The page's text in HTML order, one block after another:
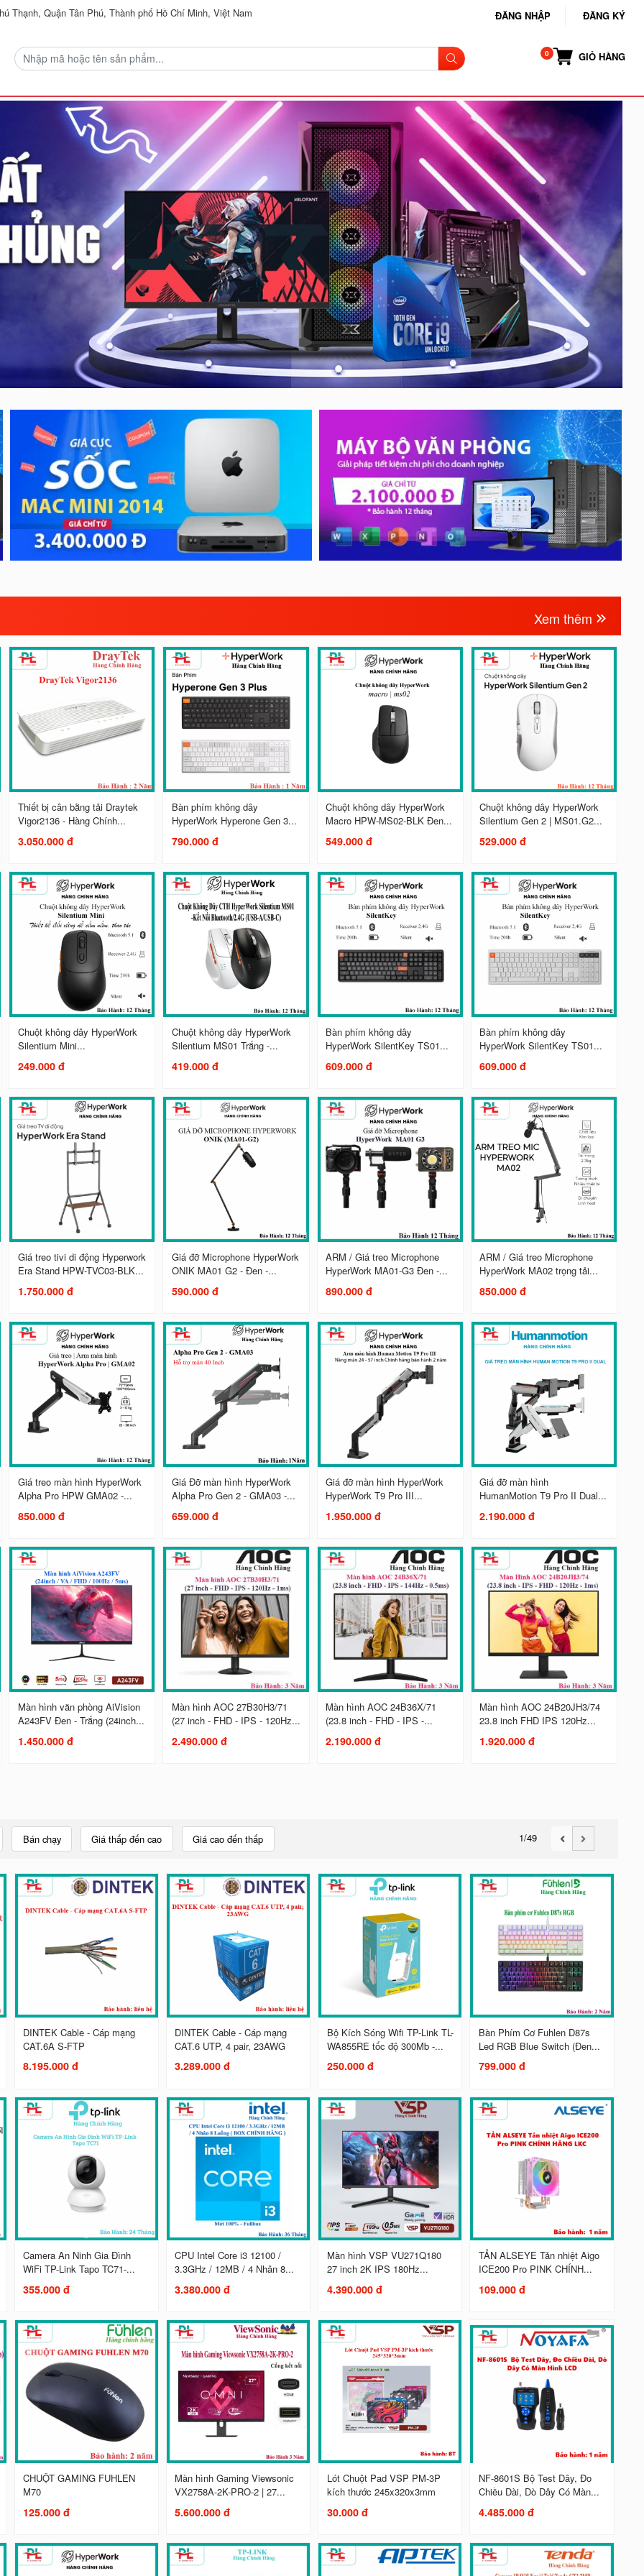
Thạnh, Quận Tân Phú, Thành phố Hồ Chí Minh, Việt Nam ĐĂNG NHẬP ĐĂNG KÝ
GIỎ HÀNG
Xem thêm
Thiết bị cân bằng tải Draytek
Vigor2136 - Hàng Chính...
3.050.000 đ
Bàn phím không dây
HyperWork Hyperone Gen 3...
790.000 đ
Chuột không dây HyperWork
Macro HPW-MS02-BLK Đen...
549.000 đ
Chuột không dây HyperWork
Silentium Gen 2 | MS01.G2...
529.000 đ
Chuột không dây HyperWork
Silentium Mini...
249.000 đ
Chuột không dây HyperWork
Silentium MS01 Trắng -...
419.000 đ
Bàn phím không dây
HyperWork SilentKey TS01...
609.000 đ
Bàn phím không dây
HyperWork SilentKey TS01...
609.000 đ
Giá treo tivi di động Hyperwork
Era Stand HPW-TVC03-BLK...
1.750.000 đ
Giá đỡ Microphone HyperWork
ONIK MA01 G2 - Đen -...
590.000 đ
ARM / Giá treo Microphone
HyperWork MA01-G3 Đen -...
890.000 đ
ARM / Giá treo Microphone
HyperWork MA02 trọng tải...
850.000 đ
Giá treo màn hình HyperWork
Alpha Pro HPW GMA02 -...
850.000 đ
Giá Đỡ màn hình HyperWork
Alpha Pro Gen 2 - GMA03 -...
659.000 đ
Giá đỡ màn hình HyperWork
HyperWork T9 Pro III...
1.950.000 đ
Giá đỡ màn hình
HumanMotion T9 Pro II Dual...
2.190.000 đ
Màn hình văn phòng AiVision
A243FV Đen - Trắng (24inch...
1.450.000 đ
Màn hình AOC 27B30H3/71
(27 inch - FHD - IPS - 120Hz...
2.490.000 đ
Màn hình AOC 24B36X/71
(23.8 inch - FHD - IPS -...
2.190.000 đ
Màn hình AOC 24B20JH3/74
23.8 inch FHD IPS 120Hz...
1.920.000 đ
Bán chạy Giá thấp đến cao Giá cao đến thấp 1/49
DINTEK Cable - Cáp mạng
CAT.6A S-FTP
8.195.000 đ
DINTEK Cable - Cáp mạng
CAT.6 UTP, 4 pair, 23AWG
3.289.000 đ
Bộ Kích Sóng Wifi TP-Link TL-
WA855RE tốc độ 300Mb -...
250.000 đ
Bàn Phím Cơ Fuhlen D87s
Led RGB Blue Switch (Đen...
799.000 đ
Camera An Ninh Gia Đình
WiFi TP-Link Tapo TC71-...
355.000 đ
CPU Intel Core i3 12100 /
3.3GHz / 12MB / 4 Nhân 8...
3.380.000 đ
Màn hình VSP VU271Q180
27 inch 2K IPS 180Hz...
4.390.000 đ
TẢN ALSEYE Tản nhiệt Aigo
ICE200 Pro PINK CHÍNH...
109.000 đ
CHUỘT GAMING FUHLEN
M70
125.000 đ
Màn hình Gaming Viewsonic
VX2758A-2K-PRO-2 | 27...
5.600.000 đ
Lót Chuột Pad VSP PM-3P
kích thước 245x320x3mm
30.000 đ
NF-8601S Bộ Test Dây, Đo
Chiều Dài, Dò Dây Có Màn...
4.485.000 đ